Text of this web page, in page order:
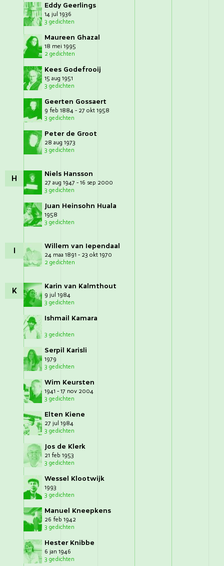
Eddy Geerlings
14 jul 1936
3 gedichten
Maureen Ghazal
18 mei 1995
2 gedichten
Kees Godefrooij
15 aug 1951
3 gedichten
Geerten Gossaert
9 feb 1884 - 27 okt 1958
3 gedichten
Peter de Groot
28 aug 1973
3 gedichten
H Niels Hansson
27 aug 1947 - 16 sep 2000
3 gedichten
Juan Heinsohn Huala
1958
3 gedichten
I Willem van Iependaal
24 maa 1891 - 23 okt 1970
2 gedichten
K Karin van Kalmthout
9 jul 1984
3 gedichten
Ishmail Kamara
3 gedichten
Serpil Karisli
1979
3 gedichten
Wim Keursten
1941 - 17 nov 2004
3 gedichten
Elten Kiene
27 jul 1984
3 gedichten
Jos de Klerk
21 feb 1953
3 gedichten
Wessel Klootwijk
1993
3 gedichten
Manuel Kneepkens
26 feb 1942
3 gedichten
Hester Knibbe
6 jan 1946
3 gedichten